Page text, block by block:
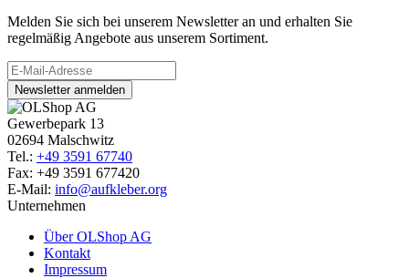
Melden Sie sich bei unserem Newsletter an und erhalten Sie
regelmäßig Angebote aus unserem Sortiment.
Newsletter anmelden
Gewerbepark 13
02694 Malschwitz
Tel.: +49 3591 67740
Fax: +49 3591 677420
E-Mail: info@aufkleber.org
Unternehmen
Über OLShop AG
Kontakt
Impressum